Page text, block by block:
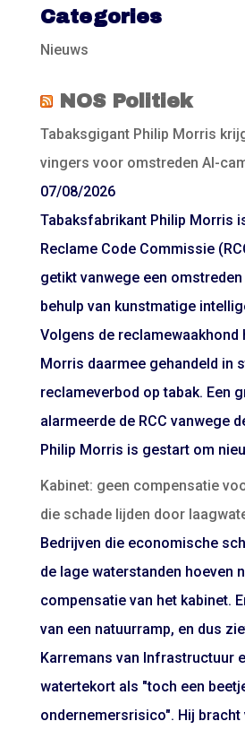
Categories
Nieuws
NOS Politiek
Tabaksgigant Philip Morris
vingers voor omstreden AI-
07/08/2026
Tabaksfabrikant Philip Morris
Reclame Code Commissie
getikt vanwege een
behulp van kunstmatige
Volgens de reclamewaakhond
Morris daarmee gehandeld in
reclameverbod op tabak. Een
alarmeerde de RCC vanwege
Philip Morris is gestart om
Kabinet: geen compensatie
die schade lijden door
Bedrijven die economische
de lage waterstanden hoeven
compensatie van het kabinet.
van een natuurramp, en dus
Karremans van Infrastructuur
watertekort als "toch een
ondernemersrisico". Hij bracht